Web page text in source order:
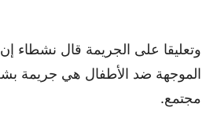
وتعليقا على الجريمة قال نشطاء
الموجهة ضد الأطفال هي جريمة
مجتمع.